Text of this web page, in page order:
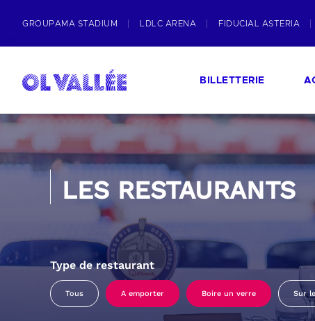
GROUPAMA STADIUM LDLC ARENA FIDUCIAL ASTERIA
BILLETTERIE
LES RESTAURANTS
Type de restaurant
Tous A emporter Boire un verre Sur